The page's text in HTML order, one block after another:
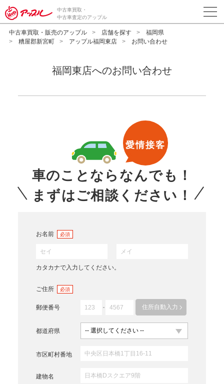
中古車買取・
中古車査定のアップル
中古車買取・販売のアップル 店舗を探す
福岡県
糟屋郡新宮町
アップル福岡東店 お問い合わせ
福岡東店へのお問い合わせ
車のことならなんでも！
まずはご相談ください！
愛情接客
お名前 必須
カタカナで入力してください。
ご住所 必須
郵便番号 住所自動入力
都道府県
市区町村番地
建物名